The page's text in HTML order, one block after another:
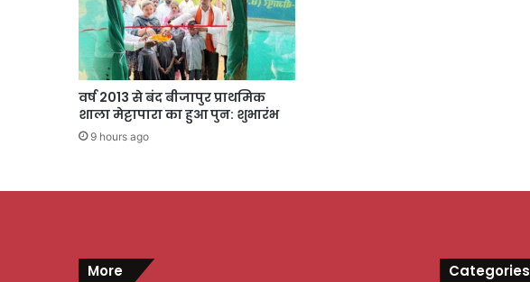
वर्ष 2013 से बंद बीजापुर प्राथमिक
शाला मेट्टापारा का हुआ पुन: शुभारंभ
9 hours ago
More Categories